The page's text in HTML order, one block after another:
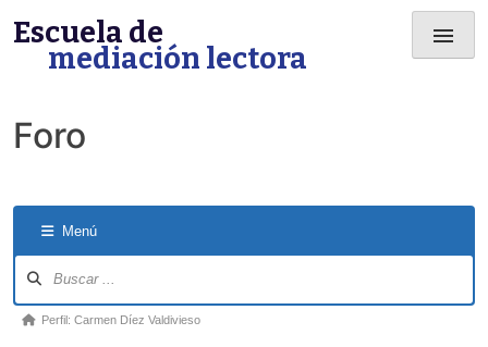
to
content
Escuela de
mediación lectora
menu
Foro
Menú
Navigation
ForumPerfil: Carmen Díez Valdivieso